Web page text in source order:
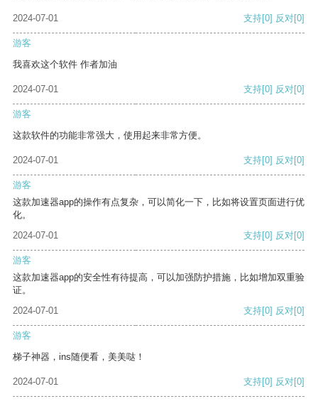
2024-07-01 支持[0] 反对[0]
游客
我喜欢这个软件 作者加油
2024-07-01 支持[0] 反对[0]
游客
这款软件的功能非常强大，使用起来非常方便。
2024-07-01 支持[0] 反对[0]
游客
这款加速器app的操作有点复杂，可以简化一下，比如将设置页面进行优
化。
2024-07-01
支持[0] 反对[0]
游客
这款加速器app的安全性有待提高，可以加强防护措施，比如增加双重验
证。
2024-07-01
支持[0] 反对[0]
游客
梯子神器，ins随便看，美美哒！
2024-07-01 支持[0] 反对[0]